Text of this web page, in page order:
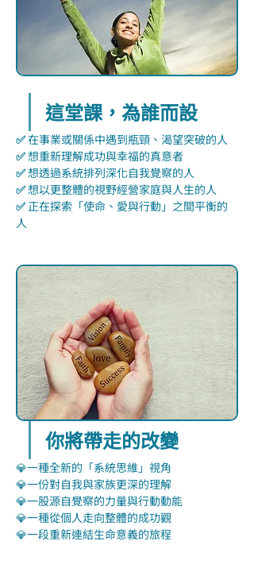
這堂課，為誰而設
✅ 在事業或關係中遇到瓶頸、渴望突破的人
✅ 想重新理解成功與幸福的真意者
✅ 想透過系統排列深化自我覺察的人
✅ 想以更整體的視野經營家庭與人生的人
✅ 正在探索「使命、愛與行動」之間平衡的
人
你將帶走的改變
💎一種全新的「系統思維」視角
💎一份對自我與家族更深的理解
💎一股源自覺察的力量與行動動能
💎一種從個人走向整體的成功觀
💎一段重新連結生命意義的旅程